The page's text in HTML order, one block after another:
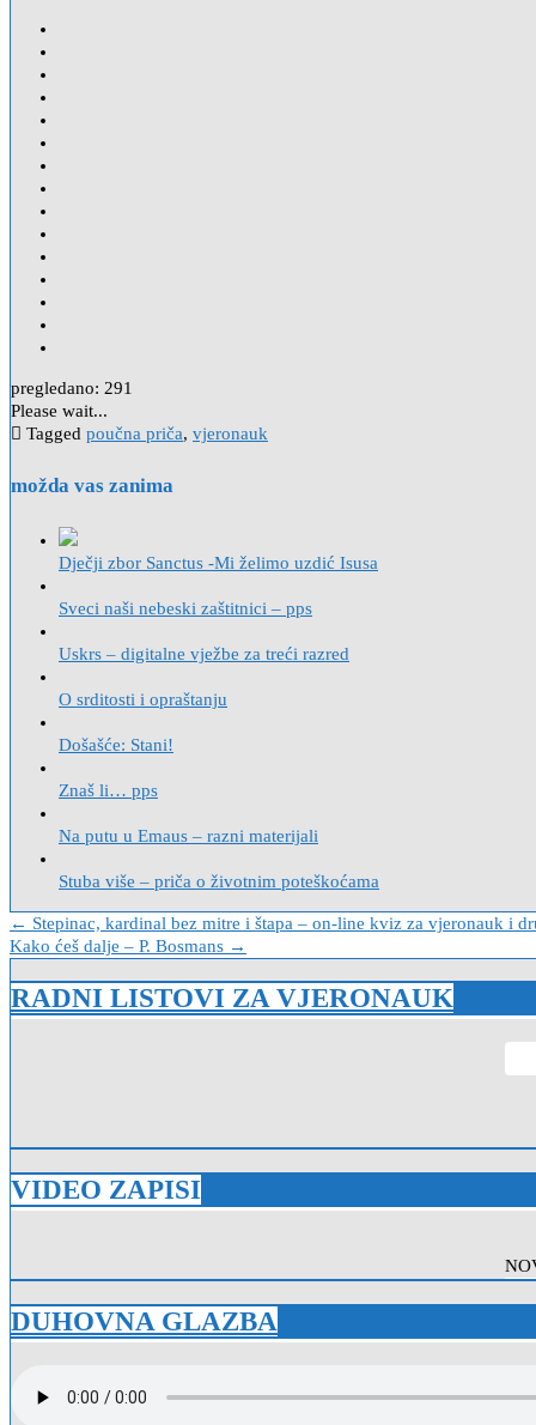
pregledano: 291
Please wait...
Tagged poučna priča, vjeronauk
možda vas zanima
Dječji zbor Sanctus -Mi želimo uzdić Isusa
Sveci naši nebeski zaštitnici – pps
Uskrs – digitalne vježbe za treći razred
O srditosti i opraštanju
Došašće: Stani!
Znaš li… pps
Na putu u Emaus – razni materijali
Stuba više – priča o životnim poteškoćama
Navigacija
objava
← Stepinac, kardinal bez mitre i štapa – on-line kviz za vjeronauk i
Kako ćeš dalje – P. Bosmans →
RADNI LISTOVI ZA VJERONAUK
VIDEO ZAPISI
DUHOVNA GLAZBA